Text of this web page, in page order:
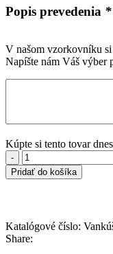
Popis prevedenia *
V našom vzorkovníku
Napíšte nám Váš výber
Kúpte si tento tovar
množstvo
Vankúš
Pridať do košíka
Katalógové číslo:
Share: